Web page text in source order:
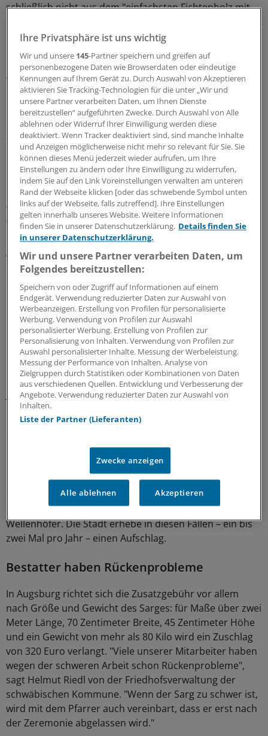
schließlich nicht aus dem "einfachsten Fichtenholz mit
dünnster Wandung sein", sagt der Bestatter. "Sonst hebt
man den Sarg an und der Mensch fällt unten heraus."
Und wer eine Feuerbestattung wünsche, müsse meist
weitere Wege in Kauf nehmen. "Normale Krematorien
können überbreite Särge gar nicht aufnehmen", sagt
Freudensprung. Es gebe nur wenige Einrichtungen mit
Öfen, die groß genug sind und ein so hohes Gewicht
aushalten.
Über die höheren Kosten müsse er immer wieder
längere Diskussionen führen, sagt der Bestatter.
"Letzten Endes sehen das die Angehörigen dann ein,
wenn auch widerwillig." Häufig höre er dabei Aussagen
wie: "Er hatte doch schon so viel abgenommen. Er wiegt
doch nur noch 200 Kilo." Wie bei den Gesundheitskosten
gebe es einen "grundsätzlichen Dissens" in der
Gesellschaft über die Frage, wer für die höheren Kosten
aufkommen muss – "derjenige, der durch sein
Übergewicht einen Mehraufwand verursacht, oder die
Gesellschaft".
In extremen Fällen müssten die Toten von der
Feuerwehr aus ihren Wohnungen geborgen werden,
berichtet Gerhard Wellenhöfer von der
Friedhofsverwaltung Nürnberg. Etwa alle drei bis vier
Jahre komme das in der fränkischen Stadt vor.
Und auch für die Friedhöfe sind Bestattungen von
müssen deutlich größer sein und eine extra Schalung
bekommen, damit sie nicht einstürzen. Und statt den
üblichen vier Sargträgern sind sechs Leute nötig, um
den Verstorbenen zu seiner letzten Ruhestätte zu
bringen. Das koste "ein paar Hundert Euro mehr", sagt
Wellenhöfer. Die Stadt erhebe in diesen Fällen – ein bis
zwei Mal pro Jahr – einen Aufschlag.
Bestatter haben Rückenprobleme
In Augsburg richtet sich die Zusatzgebühr vor allem
nach Größe und Gewicht des Sarges: für Maße über zwei
Meter Länge, 70 Zentimeter Breite, 45 Zentimeter Höhe
und ein Gewicht von mehr als 80 Kilo wird ein Zuschlag
von 320 Euro verlangt. "Viele unserer Mitarbeiter haben
wegen der schweren Arbeit schon Rückenprobleme",
sagt Helmut Riedl von der Friedhofsverwaltung der
schwäbischen Kommune. "Wenn der Sarg zu schwer ist,
wird mit dem Pfarrer auch vereinbart, dass er erst nach
der Zeremonie abgelassen wird."
Ihre Privatsphäre ist uns wichtig
Wir und unsere 145-Partner speichern und greifen auf
personenbezogene Daten wie Browserdaten oder eindeutige
Kennungen auf Ihrem Gerät zu. Durch Auswahl von Akzeptieren
aktivieren Sie Tracking-Technologien für die unter „Wir und
unsere Partner verarbeiten Daten, um Ihnen Dienste
bereitzustellen“ aufgeführten Zwecke. Durch Auswahl von Alle
ablehnen oder Widerruf Ihrer Einwilligung werden diese
deaktiviert. Wenn Tracker deaktiviert sind, sind manche Inhalte
und Anzeigen möglicherweise nicht mehr so relevant für Sie. Sie
können dieses Menü jederzeit wieder aufrufen, um Ihre
Einstellungen zu ändern oder Ihre Einwilligung zu widerrufen,
indem Sie auf den Link Voreinstellungen verwalten am unteren
Rand der Webseite klicken [oder das schwebende Symbol unten
links auf der Webseite, falls zutreffend]. Ihre Einstellungen
gelten innerhalb unseres Website. Weitere Informationen
finden Sie in unserer Datenschutzerklärung. Details finden Sie
in unserer Datenschutzerklärung.
Wir und unsere Partner verarbeiten Daten, um
Folgendes bereitzustellen:
Speichern von oder Zugriff auf Informationen auf einem
Endgerät. Verwendung reduzierter Daten zur Auswahl von
Werbeanzeigen. Erstellung von Profilen für personalisierte
Werbung. Verwendung von Profilen zur Auswahl
personalisierter Werbung. Erstellung von Profilen zur
Personalisierung von Inhalten. Verwendung von Profilen zur
Auswahl personalisierter Inhalte. Messung der Werbeleistung.
Messung der Performance von Inhalten. Analyse von
Zielgruppen durch Statistiken oder Kombinationen von Daten
aus verschiedenen Quellen. Entwicklung und Verbesserung der
Angebote. Verwendung reduzierter Daten zur Auswahl von
Inhalten.
Liste der Partner (Lieferanten)
Zwecke anzeigen
Alle ablehnen Akzeptieren